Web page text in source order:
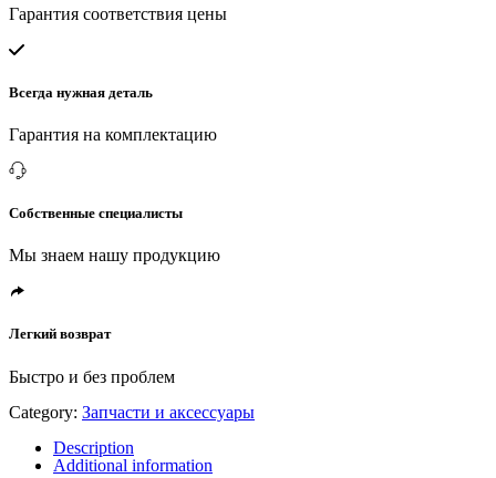
Гарантия соответствия цены
Всегда нужная деталь
Гарантия на комплектацию
Собственные специалисты
Мы знаем нашу продукцию
Легкий возврат
Быстро и без проблем
Category: Запчасти и аксессуары
Description
Additional information